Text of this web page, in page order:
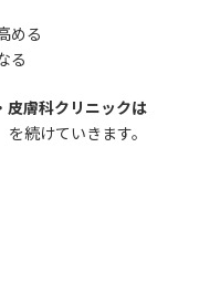
める
る
皮膚科クリニックは
を続けていきます。